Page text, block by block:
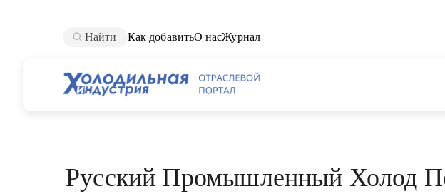
Найти Как добавитьО насЖурнал
Русский Промышленный Холод